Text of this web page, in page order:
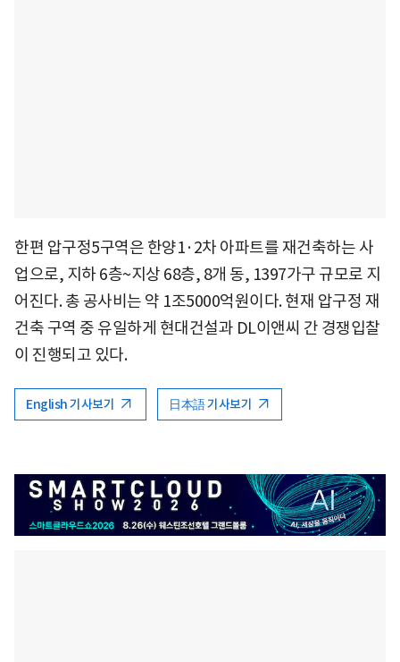
한편 압구정5구역은 한양1·2차 아파트를 재건축하는 사
업으로, 지하 6층~지상 68층, 8개 동, 1397가구 규모로 지
어진다. 총 공사비는 약 1조5000억원이다. 현재 압구정 재
건축 구역 중 유일하게 현대건설과 DL이앤씨 간 경쟁입찰
이 진행되고 있다.
English 기사보기 日本語 기사보기